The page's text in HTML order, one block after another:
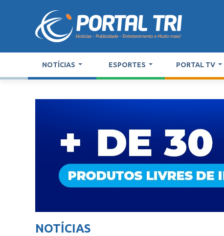
NOTÍCIAS ESPORTES PORTAL TV
NOTÍCIAS